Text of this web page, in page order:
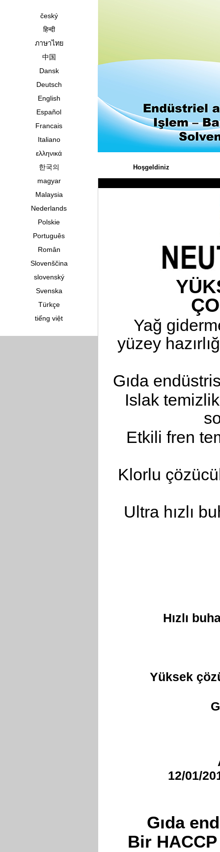
český
हिन्दी
ภาษาไทย
中国
Dansk
Deutsch
English
Español
Francais
Italiano
ελληνικά
한국의
magyar
Malaysia
Nederlands
Polskie
Português
Român
Slovenščina
slovenský
Svenska
Türkçe
tiếng việt
Hoşgeldiniz
Yağ
yüzey
Gıda
Islak
Etkili fren
Klorlu
Ultra hızlı
Hızlı
Yüksek
12/01/
Gıda
Bir